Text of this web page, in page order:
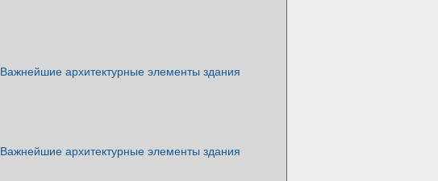
Важнейшие архитектурные элементы здания
Важнейшие архитектурные элементы здания